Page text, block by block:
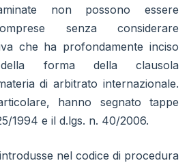
non possono essere
senza considerare
che ha profondamente inciso
forma della clausola
di arbitrato internazionale.
hanno segnato tappe
1994 e il d.lgs. n. 40/2006.
nel codice di procedura